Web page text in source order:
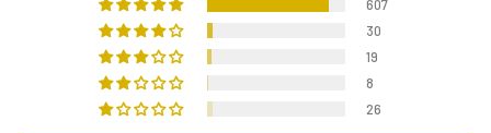
607
30
19
8
26